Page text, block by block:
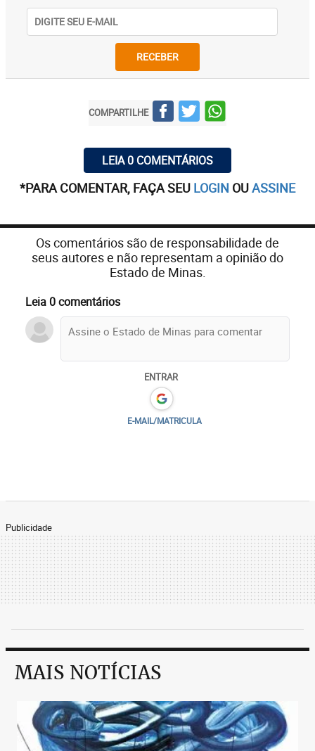
RECEBER
COMPARTILHE
LEIA 0 COMENTÁRIOS
*PARA COMENTAR, FAÇA SEU LOGIN OUASSINE
Os comentários são de responsabilidade de
seus autores e não representam a opinião do
Estado de Minas.
Leia 0 comentários
ENTRAR
E-MAIL/MATRICULA
Publicidade
MAIS NOTÍCIAS